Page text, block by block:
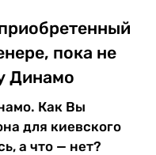
пока не
Динамо
Как Вы
для киевского
а что — нет?